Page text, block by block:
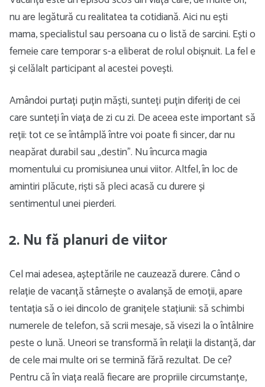
nu are legătură cu realitatea ta cotidiană. Aici nu ești
mama, specialistul sau persoana cu o listă de sarcini. Ești o
femeie care temporar s-a eliberat de rolul obișnuit. La fel e
și celălalt participant al acestei povești.
Amândoi purtați puțin măști, sunteți puțin diferiți de cei
care sunteți în viața de zi cu zi. De aceea este important să
reții: tot ce se întâmplă între voi poate fi sincer, dar nu
neapărat durabil sau „destin”. Nu încurca magia
momentului cu promisiunea unui viitor. Altfel, în loc de
amintiri plăcute, riști să pleci acasă cu durere și
sentimentul unei pierderi.
2. Nu fă planuri de viitor
Cel mai adesea, așteptările ne cauzează durere. Când o
relație de vacanță stârnește o avalanșă de emoții, apare
tentația să o iei dincolo de granițele stațiunii: să schimbi
numerele de telefon, să scrii mesaje, să visezi la o întâlnire
peste o lună. Uneori se transformă în relații la distanță, dar
de cele mai multe ori se termină fără rezultat. De ce?
Pentru că în viața reală fiecare are propriile circumstanțe,